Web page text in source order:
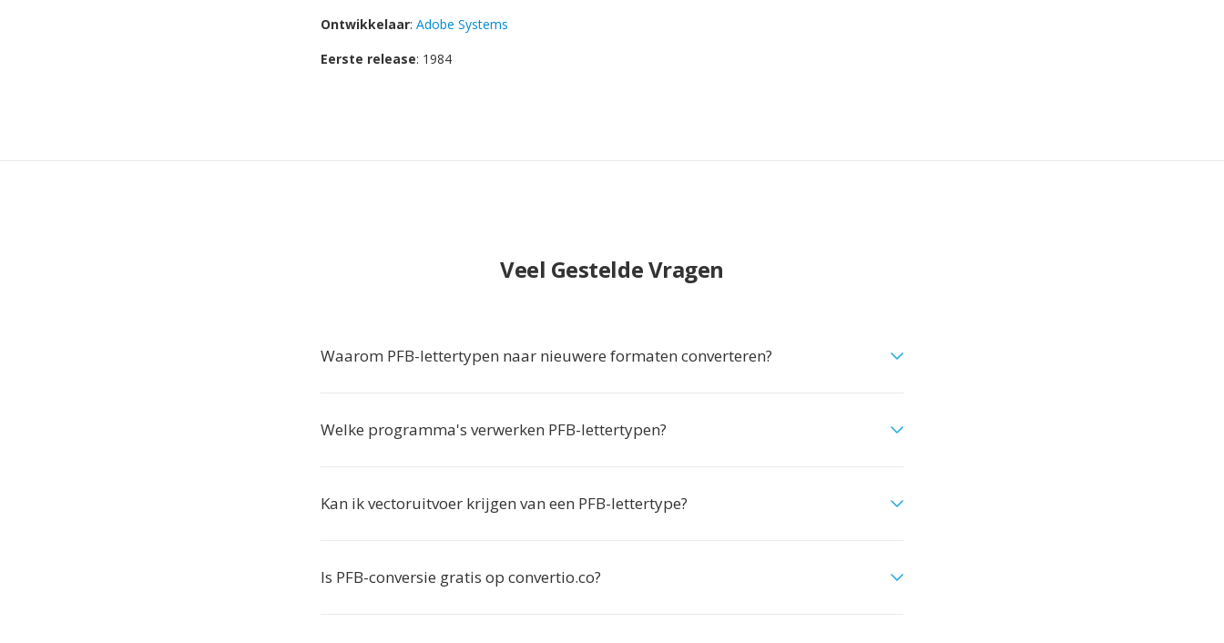
Ontwikkelaar: Adobe Systems
Eerste release: 1984
Veel Gestelde Vragen
Waarom PFB-lettertypen naar nieuwere formaten converteren?
Welke programma's verwerken PFB-lettertypen?
Kan ik vectoruitvoer krijgen van een PFB-lettertype?
Is PFB-conversie gratis op convertio.co?